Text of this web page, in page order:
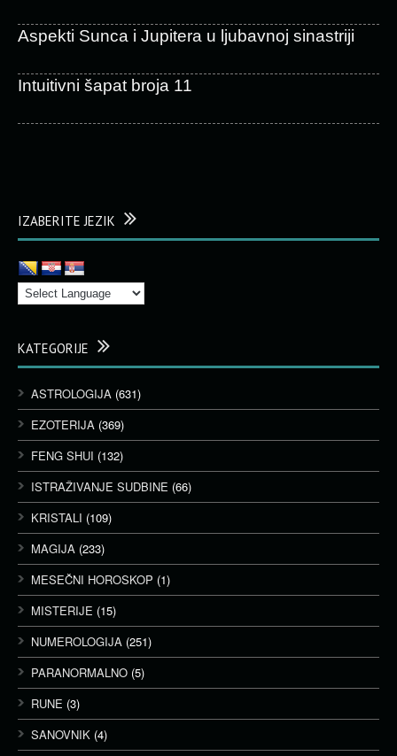
Aspekti Sunca i Jupitera u ljubavnoj sinastriji
Intuitivni šapat broja 11
IZABERITE JEZIK
KATEGORIJE
ASTROLOGIJA (631)
EZOTERIJA (369)
FENG SHUI (132)
ISTRAŽIVANJE SUDBINE (66)
KRISTALI (109)
MAGIJA (233)
MESEČNI HOROSKOP (1)
MISTERIJE (15)
NUMEROLOGIJA (251)
PARANORMALNO (5)
RUNE (3)
SANOVNIK (4)